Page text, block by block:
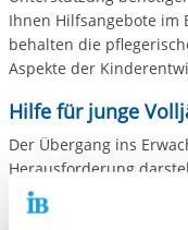
Ihnen Hilfsangebote im
behalten die
Aspekte der
Hilfe für junge
Der Übergang ins
Herausforderung
Erwachsenen auf
unterstützen sie